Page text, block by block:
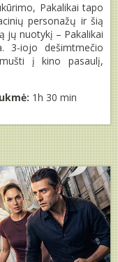
Pakalikai tapo
personažų ir šią
jų nuotykį – Pakalikai
3-iojo dešimtmečio
į kino pasaulį,
1h 30 min